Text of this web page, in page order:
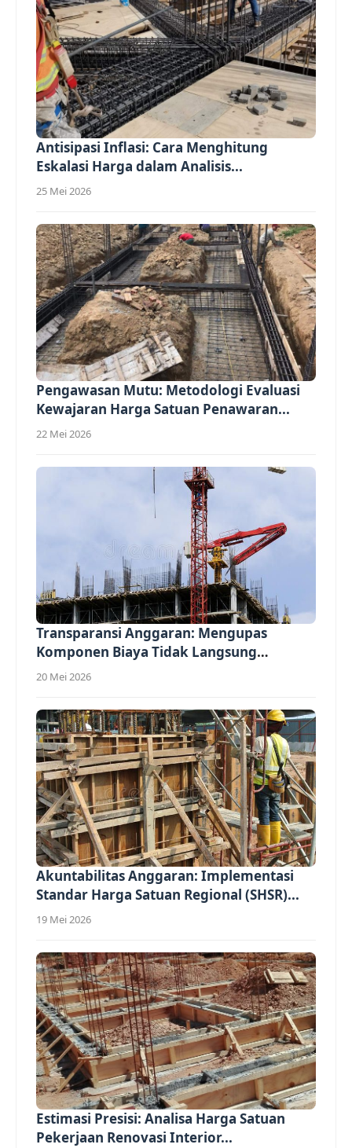
Antisipasi Inflasi: Cara Menghitung
Eskalasi Harga dalam Analisis...
25 Mei 2026
Pengawasan Mutu: Metodologi Evaluasi
Kewajaran Harga Satuan Penawaran...
22 Mei 2026
Transparansi Anggaran: Mengupas
Komponen Biaya Tidak Langsung
(Overhead)...
20 Mei 2026
Akuntabilitas Anggaran: Implementasi
Standar Harga Satuan Regional (SHSR)...
19 Mei 2026
Estimasi Presisi: Analisa Harga Satuan
Pekerjaan Renovasi Interior...